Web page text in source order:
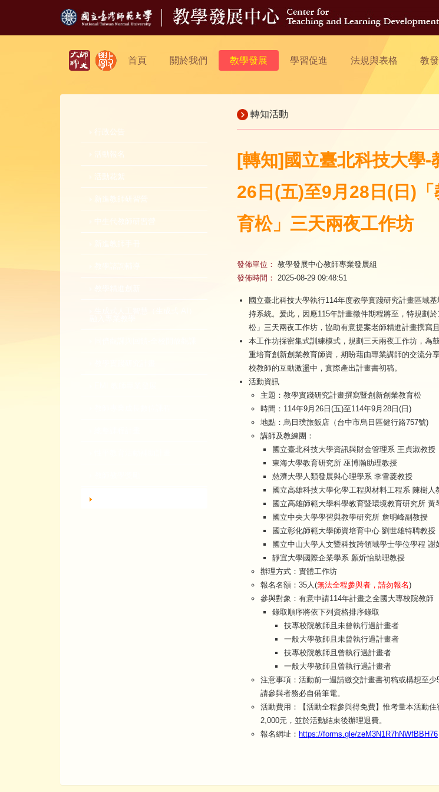
首頁 關於我們 教學發展 學習促進 法規與表格 教
行政公告
活動報名
活動花絮
新進教師研習營
中生代教師研習營
轉知活動
[轉知]國立臺北科技大學-
26日(五)至9月28日(日)
育松」三天兩夜工作坊
發佈單位： 教學發展中心教師專業發展組
發佈時間： 2025-08-29 09:48:51
國立臺北科技大學執行114年度教學實踐研究計畫區域
持系統。爰此，因應115年計畫徵件期程將至，特規劃
松」三天兩夜工作坊，協助有意提案老師精進計畫撰寫且
本工作坊採密集式訓練模式，規劃三天兩夜工作坊，為
重培育創新創業教育師資，期盼藉由專業講師的交流分
校教師的互動激盪中，實際產出計畫書初稿。
活動資訊
主題：教學實踐研究計畫撰寫暨創新創業教育松
時間：114年9月26日(五)至114年9月28日(日)
地點：烏日璞旅飯店（台中市烏日區健行路757號)
講師及教練團：
國立臺北科技大學資訊與財金管理系 王貞淑教授
東海大學教育研究所 巫博瀚助理教授
慈濟大學人類發展與心理學系 李雪菱教授
國立高雄科技大學化學工程與材料工程系 陳樹人
國立高雄師範大學科學教育暨環境教育研究所 黃
國立中央大學學習與教學研究所 詹明峰副教授
國立彰化師範大學師資培育中心 劉世雄特聘教授
國立中山大學人文暨科技跨領域學士學位學程 謝
靜宜大學國際企業學系 顏炘怡助理教授
辦理方式：實體工作坊
報名名額：35人(無法全程參與者，請勿報名)
參與對象：有意申請114年計畫之全國大專校院教師
錄取順序將依下列資格排序錄取
技專校院教師且未曾執行過計畫者
一般大學教師且未曾執行過計畫者
技專校院教師且曾執行過計畫者
一般大學教師且曾執行過計畫者
注意事項：活動前一週請繳交計畫書初稿或構想至
請參與者務必自備筆電。
活動費用：【活動全程參與得免費】惟考量本活動
2,000元，並於活動結束後辦理退費。
報名網址： https://forms.gle/zeM3N1R7hNWfBBH76